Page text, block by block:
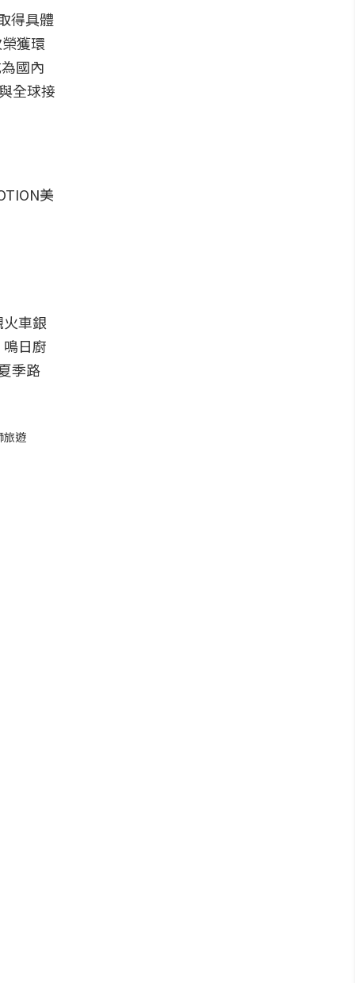
得具體
獲環
國內
全球接
美
車銀
日廚
季路
旅遊